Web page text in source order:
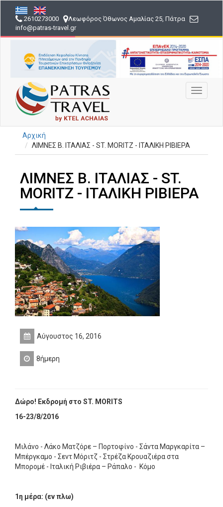
Παράκαμψη
προς
κυρίως
2610273000
Λεωφόρος Όθωνος Αμαλίας 25, Πάτρα
info@patras-travel .gr
Toggle
Αρχική
ΛΙΜΝΕΣ Β. ΙΤΑΛΙΑΣ - ST. MORITZ - ΙΤΑΛΙΚΗ ΡΙΒΙΕΡΑ
ΛΙΜΝΕΣ Β. ΙΤΑΛΙΑΣ - ST.
MORITZ - ΙΤΑΛΙΚΗ ΡΙΒΙΕΡΑ
Αύγουστος 16, 2016
8ήμερη
Δώρο! Εκδρομή στο ST. MORITS
16-23/8/2016
Μιλάνο - Λάκο Ματζόρε – Πορτοφίνο - Σάντα Μαργκαρίτα –
Μπέργκαμο - Σεντ Μόριτζ - Στρέζα Κρουαζιέρα στα
Μπορομέ - Ιταλική Ριβιέρα – Ράπαλο - Κόμο
1η μέρα: (εν πλω)